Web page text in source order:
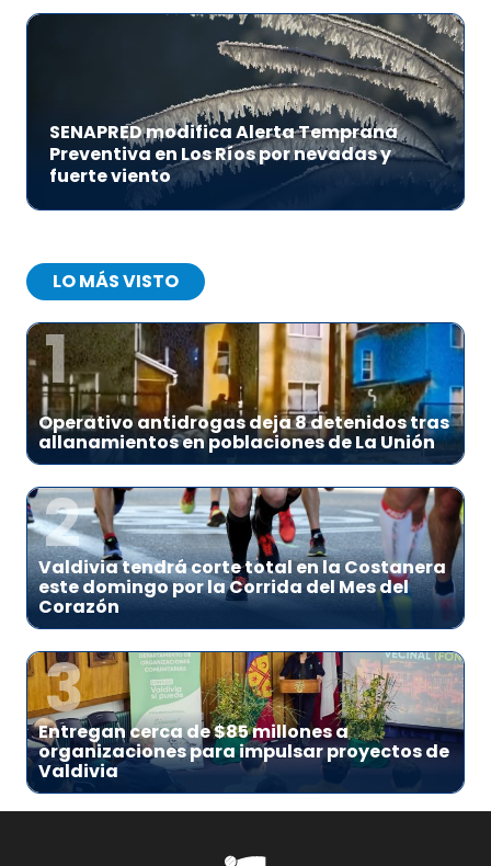
SENAPRED modifica Alerta Temprana
Preventiva en Los Ríos por nevadas y
fuerte viento
LO MÁS VISTO
1
Operativo antidrogas deja 8 detenidos tras
allanamientos en poblaciones de La Unión
2
Valdivia tendrá corte total en la Costanera
este domingo por la Corrida del Mes del
Corazón
3
Entregan cerca de $85 millones a
organizaciones para impulsar proyectos de
Valdivia